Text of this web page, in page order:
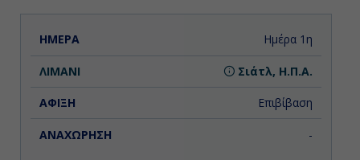
ΗΜΕΡΑ ΑΝΑΧΩΡΗΣΗ
Ημέρα 1η
Σιάτλ, Η.Π.Α.
Επιβίβαση
-